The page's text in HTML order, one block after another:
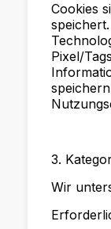
Cookies
Pixel/
3.
Wir